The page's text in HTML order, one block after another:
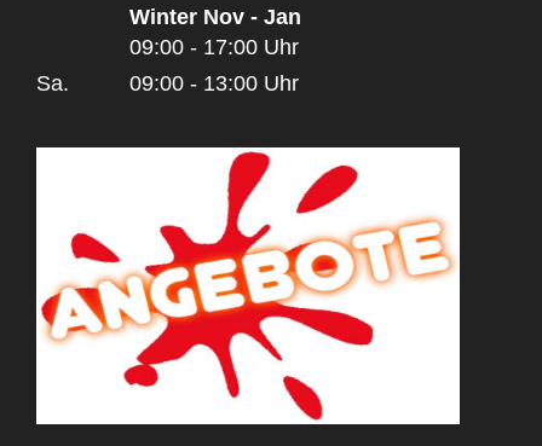
Winter Nov - Jan
09:00 - 17:00 Uhr
Sa.
09:00 - 13:00 Uhr